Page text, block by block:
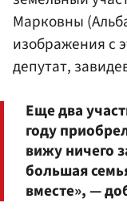
Марковны
изображения с
депутат,
Еще два
году
вижу ничего
большая
вместе», —